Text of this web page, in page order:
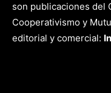
son publicaciones del
Cooperativismo y
editorial y comercial: